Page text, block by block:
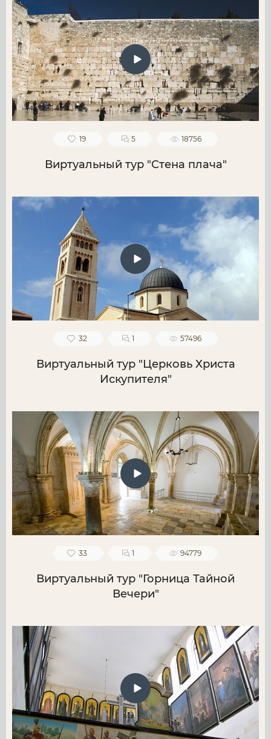
19 5 18756
Виртуальный тур "Стена плача"
32 1 57496
Виртуальный тур "Церковь Христа
Искупителя"
33 1 94779
Виртуальный тур "Горница Тайной
Вечери"